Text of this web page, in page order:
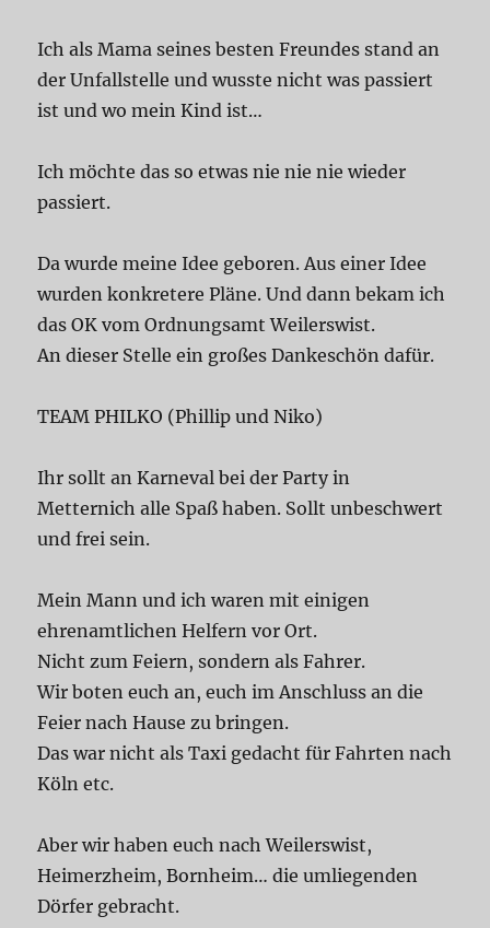
Ich als Mama seines besten Freundes stand an
der Unfallstelle und wusste nicht was passiert
ist und wo mein Kind ist…
Ich möchte das so etwas nie nie nie wieder
passiert.
Da wurde meine Idee geboren. Aus einer Idee
wurden konkretere Pläne. Und dann bekam ich
das OK vom Ordnungsamt Weilerswist.
An dieser Stelle ein großes Dankeschön dafür.
TEAM PHILKO (Phillip und Niko)
Ihr sollt an Karneval bei der Party in
Metternich alle Spaß haben. Sollt unbeschwert
und frei sein.
Mein Mann und ich waren mit einigen
ehrenamtlichen Helfern vor Ort.
Nicht zum Feiern, sondern als Fahrer.
Wir boten euch an, euch im Anschluss an die
Feier nach Hause zu bringen.
Das war nicht als Taxi gedacht für Fahrten nach
Köln etc.
Aber wir haben euch nach Weilerswist,
Heimerzheim, Bornheim… die umliegenden
Dörfer gebracht.